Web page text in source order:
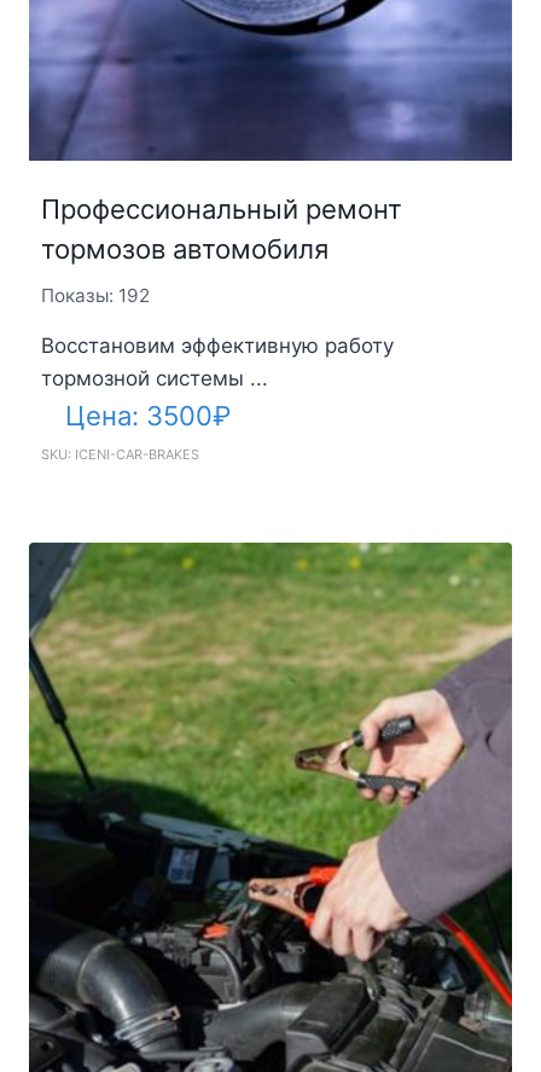
Профессиональный ремонт
тормозов автомобиля
Показы: 192
Восстановим эффективную работу
тормозной системы ...
Цена: 3500₽
SKU: ICENI-CAR-BRAKES